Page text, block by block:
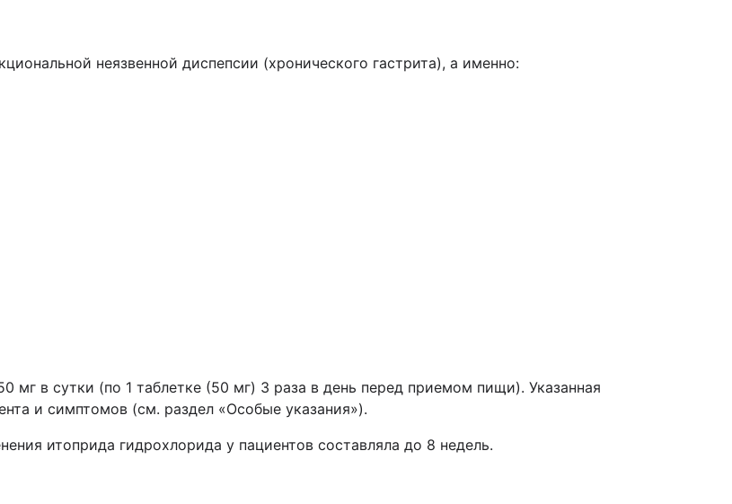
неязвенной диспепсии (хронического гастрита), а именно:
мг в сутки (по 1 таблетке (50 мг) 3 раза в день перед приемом пищи). Указанная
и симптомов (см. раздел «Особые указания»).
итоприда гидрохлорида у пациентов составляла до 8 недель.